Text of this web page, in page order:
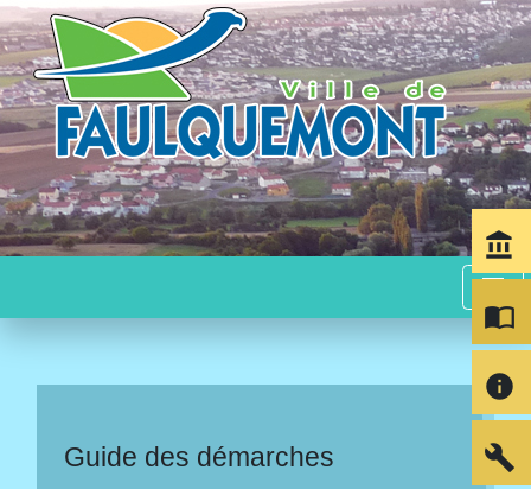
menu
Guide des démarches
account_balance
import_contacts
info
build